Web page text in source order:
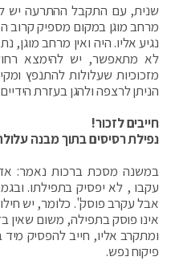
שנית, עם התקבל ההתרעה יש
מרחב מוגן במקום מספיק קרוב
נגיע אליו. היה ואין מרחב
לא מתאפשר, יש להימצא
מזכוכיות שעלולות להתנפץ
הניתן לרצפה ולהגן בעזרת
חייבים לזכור!
נפילת רסיסים בתוך מבנה
במשנה מסכת ברכות נאמר:
עקבו , לא יפסיק בתפילתו.
אבל עקרב פוסק". כלומר, יש
אינו פוסק בתפילה, משום
ומתקרב אליו, חייב להפסיק
פיקוח נפש.